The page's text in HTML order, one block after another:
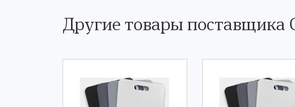
Другие товары